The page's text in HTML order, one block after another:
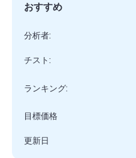
おすすめ
分析者:
チスト:
ランキング:
目標価格
更新日